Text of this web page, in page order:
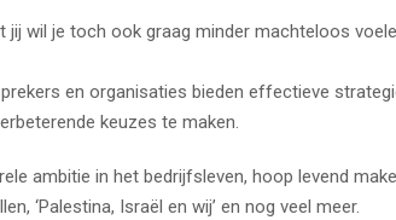
jij wil je toch ook graag minder machteloos
en organisaties bieden effectieve
keuzes te maken.
ambitie in het bedrijfsleven, hoop levend
‘Palestina, Israël en wij’ en nog veel meer.